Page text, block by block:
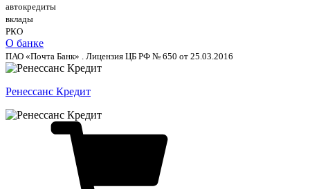
автокредиты
вклады
РКО
О банке
ПАО «Почта Банк» . Лицензия ЦБ РФ № 650 от 25.03.2016
Ренессанс Кредит